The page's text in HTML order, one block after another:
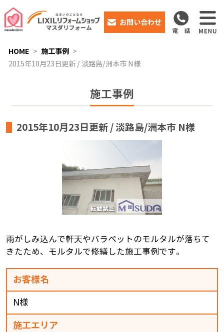
お問い合わせ
HOME
施工事例
2015年10月23日更新 / 淡路島/洲本市 N様
施工事例
2015年10月23日更新 / 淡路島/洲本市 N様
雨がしみ込んで軒天やパラペットのモルタルが落ちて
きたため、モルタルで修繕した施工事例です。
お客様名
N様
施工エリア